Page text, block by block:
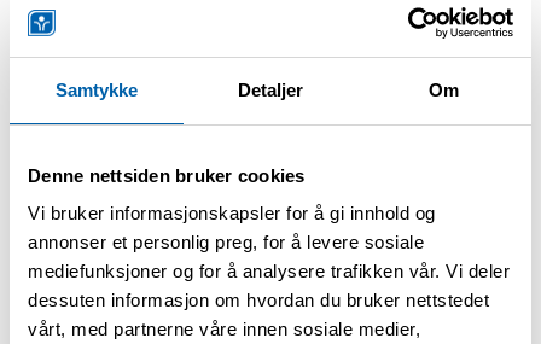
Samtykke Detaljer Om
Denne nettsiden bruker cookies
Vi bruker informasjonskapsler for å gi innhold og
annonser et personlig preg, for å levere sosiale
mediefunksjoner og for å analysere trafikken vår. Vi deler
dessuten informasjon om hvordan du bruker nettstedet
vårt, med partnerne våre innen sosiale medier,
Norges Astma- og Allergiforbund Lister
Vi følger skoleruta for denne aktiviteten.
Ingen skole, ingen bading.
Alle våre arrangementer er røyk- og